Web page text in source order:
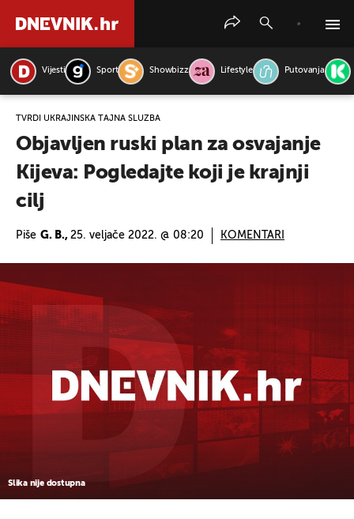
Vijesti Sport Showbizz Lifestyle Putovanja
TVRDI UKRAJINSKA TAJNA SLUŽBA
Objavljen ruski plan za osvajanje
Kijeva: Pogledajte koji je krajnji
cilj
Piše G. B., 25. veljače 2022. @ 08:20 KOMENTARI
Slika nije dostupna
PRETRAŽITE VIJESTI